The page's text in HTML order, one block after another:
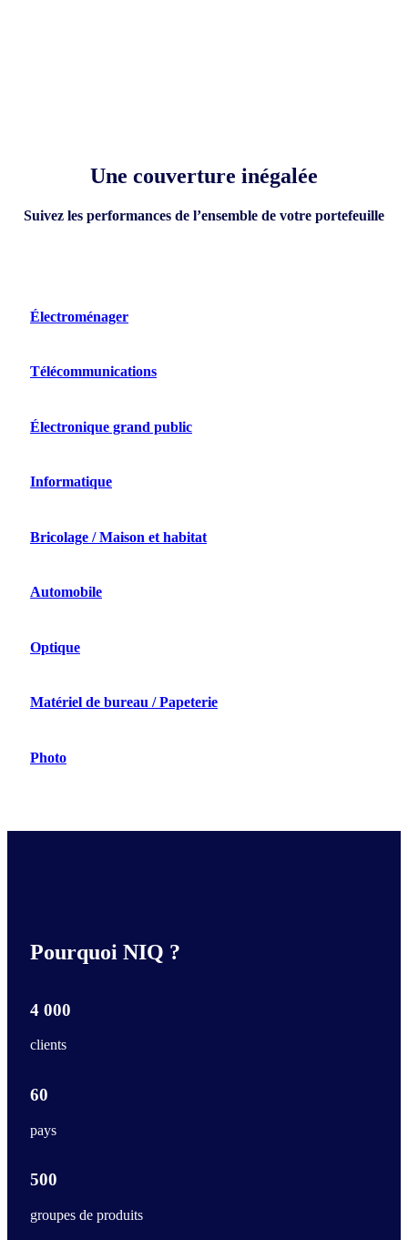
Une couverture inégalée
Suivez les performances de l’ensemble de votre portefeuille
Électroménager
Télécommunications
Électronique grand public
Informatique
Bricolage / Maison et habitat
Automobile
Optique
Matériel de bureau / Papeterie
Photo
Pourquoi NIQ ?
4 000
clients
60
pays
500
groupes de produits